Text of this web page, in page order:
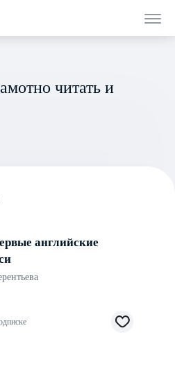
читать и
английские